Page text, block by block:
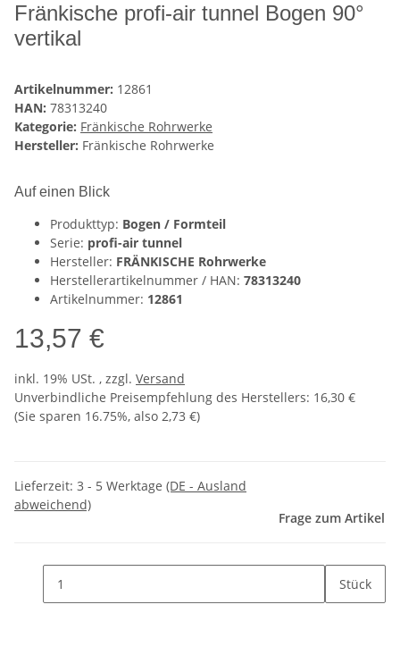
Fränkische profi-air tunnel Bogen 90°
vertikal
Artikelnummer: 12861
HAN: 78313240
Kategorie: Fränkische Rohrwerke
Hersteller: Fränkische Rohrwerke
Auf einen Blick
Produkttyp: Bogen / Formteil
Serie: profi-air tunnel
Hersteller: FRÄNKISCHE Rohrwerke
Herstellerartikelnummer / HAN: 78313240
Artikelnummer: 12861
13,57 €
inkl. 19% USt. , zzgl. Versand
Unverbindliche Preisempfehlung des Herstellers: 16,30 €
(Sie sparen 16.75%, also 2,73 €)
Lieferzeit: 3 - 5 Werktage (DE - Ausland
abweichend)
Frage zum Artikel
Stück